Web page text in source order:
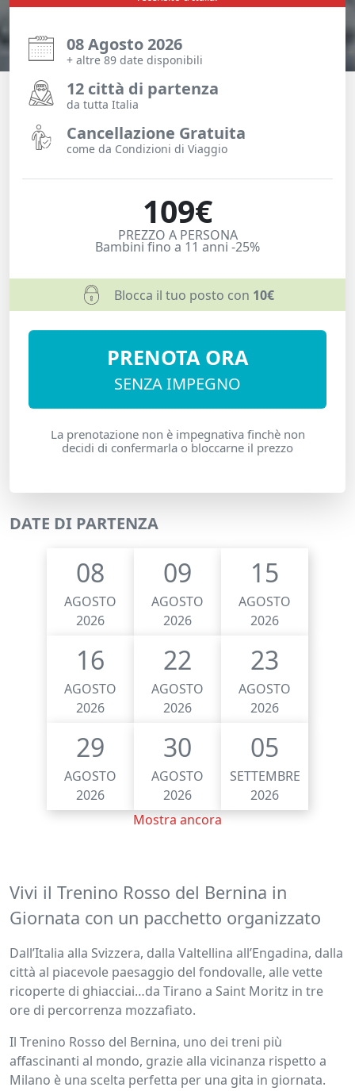
08 Agosto 2026
+ altre 89 date disponibili
12 città di partenza
da tutta Italia
Cancellazione Gratuita
come da Condizioni di Viaggio
109€
PREZZO A PERSONA
Bambini fino a 11 anni -25%
Blocca il tuo posto con 10€
PRENOTA ORA
SENZA IMPEGNO
La prenotazione non è impegnativa finchè non
decidi di confermarla o bloccarne il prezzo
DATE DI PARTENZA
08
AGOSTO
2026
09
AGOSTO
2026
15
AGOSTO
2026
16
AGOSTO
2026
22
AGOSTO
2026
23
AGOSTO
2026
29
AGOSTO
2026
30
AGOSTO
2026
05
SETTEMBRE
2026
Mostra ancora
Vivi il Trenino Rosso del Bernina in
Giornata con un pacchetto organizzato
Dall’Italia alla Svizzera, dalla Valtellina all’Engadina, dalla
città al piacevole paesaggio del fondovalle, alle vette
ricoperte di ghiacciai…da Tirano a Saint Moritz in tre
ore di percorrenza mozzafiato.
Il Trenino Rosso del Bernina, uno dei treni più
affascinanti al mondo, grazie alla vicinanza rispetto a
Milano è una scelta perfetta per una gita in giornata.